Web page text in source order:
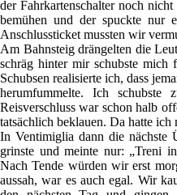
der Fahrkartenschalter noch
bemühen und der spuckte nur
Anschlussticket mussten wir
Am Bahnsteig drängelten die
schräg hinter mir schubste mich
Schubsen realisierte ich, dass
herumfummelte. Ich
Reisverschluss war schon halb
tatsächlich beklauen. Da hatte
In Ventimiglia dann die nächste
grinste und meinte nur: „Treni
Nach Tende würden wir erst
aussah, war es auch egal. Wir